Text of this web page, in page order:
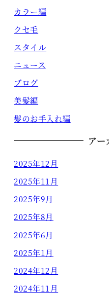
カラー編
クセ毛
スタイル
ニュース
ブログ
美髪編
髪のお手入れ編
アー
2025年12月
2025年11月
2025年9月
2025年8月
2025年6月
2025年1月
2024年12月
2024年11月